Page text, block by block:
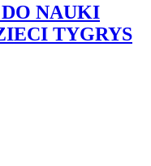
NAUKI
TYGRYS